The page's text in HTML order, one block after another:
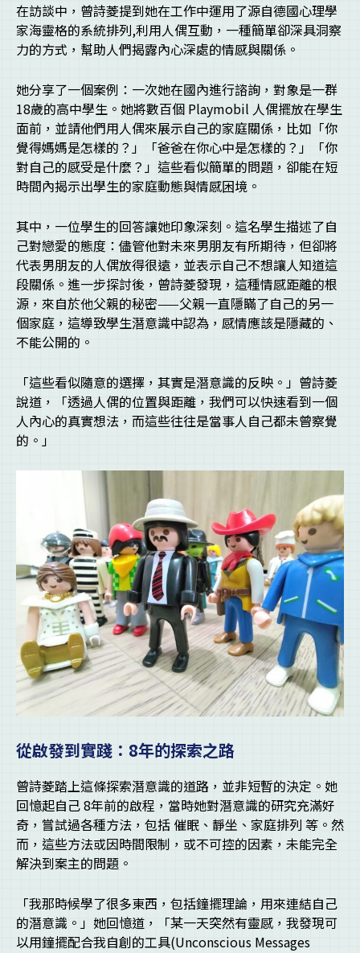
在訪談中，曾詩菱提到她在工作中運用了源自德國心理學
家海靈格的系統排列,利用人偶互動，一種簡單卻深具洞察
力的方式，幫助人們揭露內心深處的情感與關係。
她分享了一個案例：一次她在國內進行諮詢，對象是一群
18歲的高中學生。她將數百個 Playmobil 人偶擺放在學生
面前，並請他們用人偶來展示自己的家庭關係，比如「你
覺得媽媽是怎樣的？」「爸爸在你心中是怎樣的？」「你
對自己的感受是什麼？」這些看似簡單的問題，卻能在短
時間內揭示出學生的家庭動態與情感困境。
其中，一位學生的回答讓她印象深刻。這名學生描述了自
己對戀愛的態度：儘管他對未來男朋友有所期待，但卻將
代表男朋友的人偶放得很遠，並表示自己不想讓人知道這
段關係。進一步探討後，曾詩菱發現，這種情感距離的根
源，來自於他父親的秘密——父親一直隱瞞了自己的另一
個家庭，這導致學生潛意識中認為，感情應該是隱藏的、
不能公開的。
「這些看似隨意的選擇，其實是潛意識的反映。」曾詩菱
說道，「透過人偶的位置與距離，我們可以快速看到一個
人內心的真實想法，而這些往往是當事人自己都未曾察覺
的。」
從啟發到實踐：8年的探索之路
曾詩菱踏上這條探索潛意識的道路，並非短暫的決定。她
回憶起自己 8年前的啟程，當時她對潛意識的研究充滿好
奇，嘗試過各種方法，包括 催眠、靜坐、家庭排列 等。然
而，這些方法或因時間限制，或不可控的因素，未能完全
解決到案主的問題。
「我那時候學了很多東西，包括鐘擺理論，用來連結自己
的潛意識。」她回憶道，「某一天突然有靈感，我發現可
以用鐘擺配合我自創的工具(Unconscious Messages